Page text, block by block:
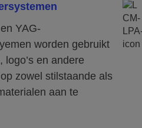
YAG-
worden gebruikt
logo’s en andere
zowel stilstaande als
aan te